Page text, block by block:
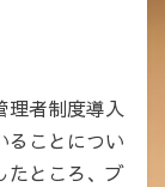
理者制度導入
ることについ
たところ、ブ